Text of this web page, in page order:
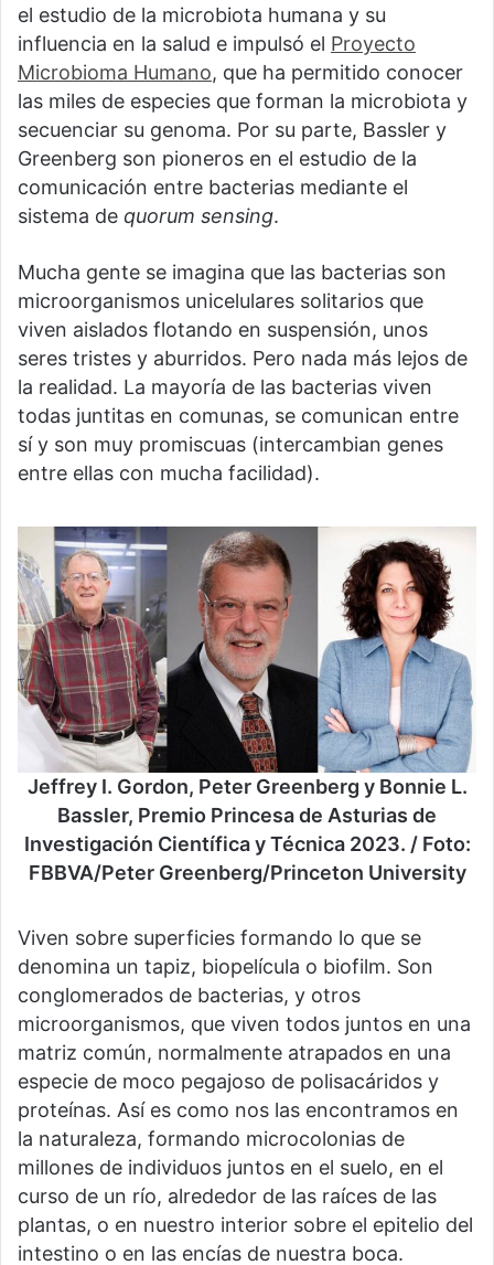
el estudio de la microbiota humana y su
influencia en la salud e impulsó el Proyecto
Microbioma Humano, que ha permitido conocer
las miles de especies que forman la microbiota y
secuenciar su genoma. Por su parte, Bassler y
Greenberg son pioneros en el estudio de la
comunicación entre bacterias mediante el
sistema de quorum sensing.
Mucha gente se imagina que las bacterias son
microorganismos unicelulares solitarios que
viven aislados flotando en suspensión, unos
seres tristes y aburridos. Pero nada más lejos de
la realidad. La mayoría de las bacterias viven
todas juntitas en comunas, se comunican entre
sí y son muy promiscuas (intercambian genes
entre ellas con mucha facilidad).
Jeffrey I. Gordon, Peter Greenberg y Bonnie L.
Bassler, Premio Princesa de Asturias de
Investigación Científica y Técnica 2023. / Foto:
FBBVA/Peter Greenberg/Princeton University
Viven sobre superficies formando lo que se
denomina un tapiz, biopelícula o biofilm. Son
conglomerados de bacterias, y otros
microorganismos, que viven todos juntos en una
matriz común, normalmente atrapados en una
especie de moco pegajoso de polisacáridos y
proteínas. Así es como nos las encontramos en
la naturaleza, formando microcolonias de
millones de individuos juntos en el suelo, en el
curso de un río, alrededor de las raíces de las
plantas, o en nuestro interior sobre el epitelio del
intestino o en las encías de nuestra boca.